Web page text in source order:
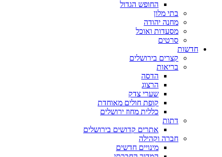
החופש הגדול
בתי מלון
מחנה יהודה
מסעדות ואוכל
סרטים
חדשות
קצרים בירושלים
בריאות
הדסה
הרצוג
שערי צדק
קופת חולים מאוחדת
כללית מחוז ירושלים
דתות
אתרים קדושים בירושלים
חברה וקהילה
מינויים חדשים